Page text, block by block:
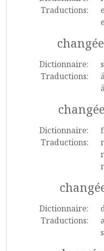
Traductions:
Dictionnaire:
Traductions:
Dictionnaire:
Traductions:
Dictionnaire:
Traductions: